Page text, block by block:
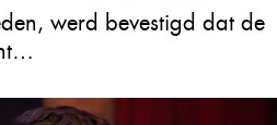
werd bevestigd dat de